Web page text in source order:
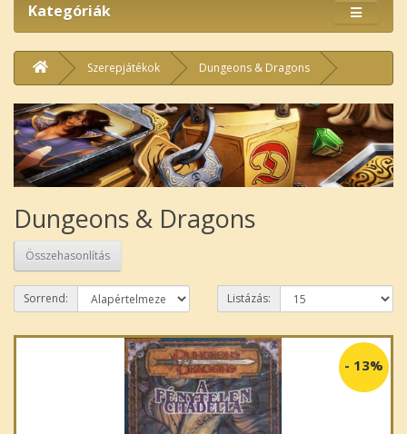
Kategóriák
Szerepjátékok Dungeons & Dragons
Dungeons & Dragons
Összehasonlítás
Sorrend: Listázás:
- 13%